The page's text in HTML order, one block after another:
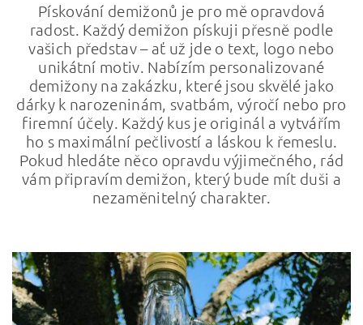
Pískování demižonů je pro mě opravdová
radost. Každý demižon pískuji přesně podle
vašich představ – ať už jde o text, logo nebo
unikátní motiv. Nabízím personalizované
demižony na zakázku, které jsou skvělé jako
dárky k narozeninám, svatbám, výročí nebo pro
firemní účely. Každý kus je originál a vytvářím
ho s maximální pečlivostí a láskou k řemeslu.
Pokud hledáte něco opravdu výjimečného, rád
vám připravím demižon, který bude mít duši a
nezaměnitelný charakter.